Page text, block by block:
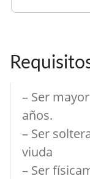
– Ser
años.
– Ser
viuda
– Ser